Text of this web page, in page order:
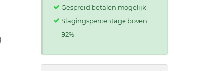
Gespreid betalen mogelijk
Slagingspercentage boven
92%